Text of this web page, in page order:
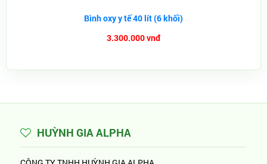
Bình oxy y tế 40 lít (6 khối)
3.300.000 vnđ
HUỲNH GIA ALPHA